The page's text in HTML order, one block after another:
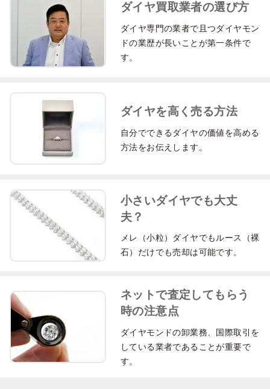
ダイヤ買取業者の選び方
ダイヤ専門の業者で且つダイヤモン
ドの業歴が長いことが第一条件で
す。
ダイヤを高く売る方法
自分でできるダイヤの価値を高める
方法をお伝えします。
小さいダイヤでも大丈
夫？
メレ（小粒）ダイヤでもルース（裸
石）だけでも売却は可能です。
ネットで査定してもらう
時の注意点
ダイヤモンドの卸業務、国際取引を
している業者であることが重要で
す。